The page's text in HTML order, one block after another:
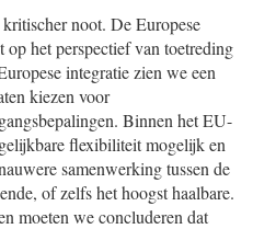
noot. De Europese
het perspectief van toetreding
integratie zien we een
kiezen voor
Binnen het EU-
flexibiliteit mogelijk en
samenwerking tussen de
of zelfs het hoogst haalbare.
moeten we concluderen dat